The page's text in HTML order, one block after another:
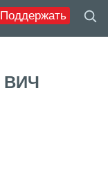
Поддержать
ВИЧ